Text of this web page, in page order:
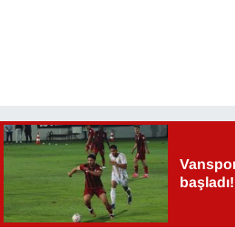
başladı!